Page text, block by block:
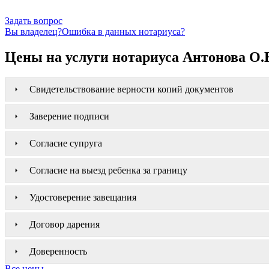
Задать вопрос
Вы владелец?Ошибка в данных нотариуса?
Цены на услуги нотариуса Антонова
Свидетельствование верности копий документов
Заверение подписи
Согласие супруга
Согласие на выезд ребенка за границу
Удостоверение завещания
Договор дарения
Доверенность